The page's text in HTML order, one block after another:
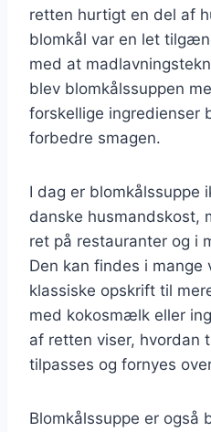
retten hurtigt en del af
blomkål var en let
med at
blev blomkålssuppen
forskellige ingredienser
forbedre smagen.
I dag er blomkålssuppe
danske husmandskost,
ret på restauranter og i
Den kan findes i mange
klassiske opskrift til
med kokosmælk eller
af retten viser, hvordan
tilpasses og fornyes
Blomkålssuppe er